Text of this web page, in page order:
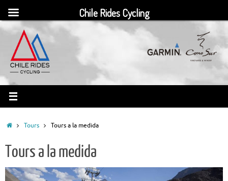
content
HomeTours Tours a la medida
Tours a la medida
Chile Rides Cycling